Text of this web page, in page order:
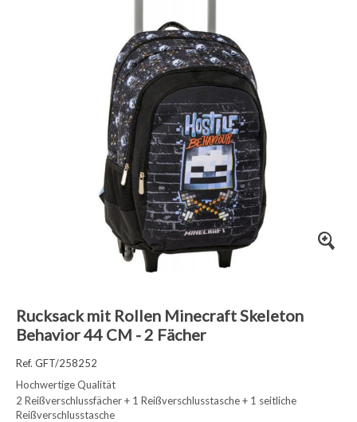
Rucksack mit Rollen Minecraft Skeleton
Behavior 44 CM - 2 Fächer
Ref. GFT/258252
Hochwertige Qualität
2 Reißverschlussfächer + 1 Reißverschlusstasche + 1 seitliche
Reißverschlusstasche